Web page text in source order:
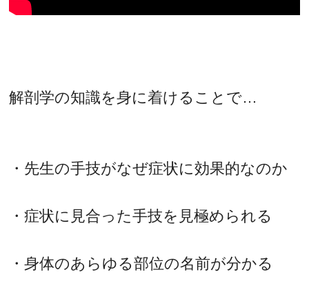
解剖学の知識を身に着けることで…
・先生の手技がなぜ症状に効果的なのか
・症状に見合った手技を見極められる
・身体のあらゆる部位の名前が分かる